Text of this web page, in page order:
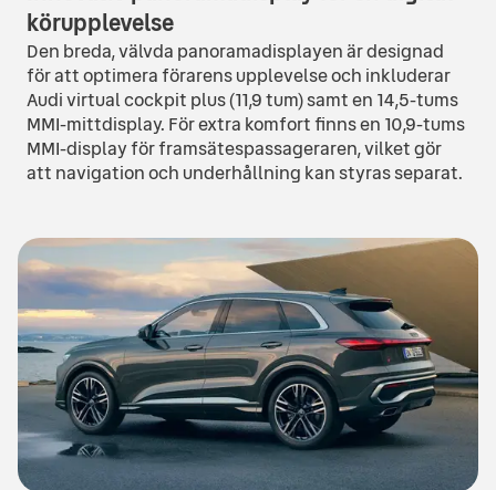
körupplevelse
Den breda, välvda panoramadisplayen är designad
för att optimera förarens upplevelse och inkluderar
Audi virtual cockpit plus (11,9 tum) samt en 14,5-tums
MMI-mittdisplay. För extra komfort finns en 10,9-tums
MMI-display för framsätespassageraren, vilket gör
att navigation och underhållning kan styras separat.